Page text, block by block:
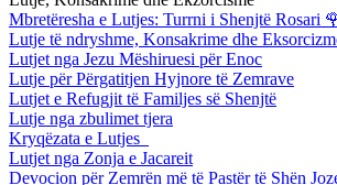
Mbretëresha e Lutjes: Turrni i Shenjtë Rosari
Lutje të ndryshme, Konsakrime dhe
Lutjet nga Jezu Mëshiruesi për Enoc
Lutje për Përgatitjen Hyjnore të Zemrave
Lutjet e Refugjit të Familjes së Shenjtë
Lutje nga zbulimet tjera
Kryqëzata e Lutjes
Lutjet nga Zonja e Jacareit
Devocion për Zemrën më të Pastër të Shën